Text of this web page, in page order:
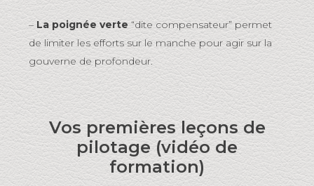
– La poignée verte “dite compensateur” permet
de limiter les efforts sur le manche pour agir sur la
gouverne de profondeur.
Vos premières leçons de
pilotage (vidéo de
formation)